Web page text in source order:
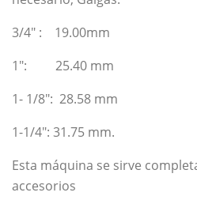
3/4″ : 19.00mm
1″: 25.40 mm
1- 1/8″: 28.58 mm
1-1/4″: 31.75 mm.
Esta máquina se sirve
accesorios